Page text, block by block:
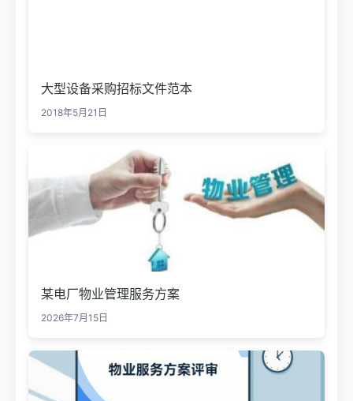
大型设备采购招标文件范本
2018年5月21日
某电厂物业管理服务方案
2026年7月15日